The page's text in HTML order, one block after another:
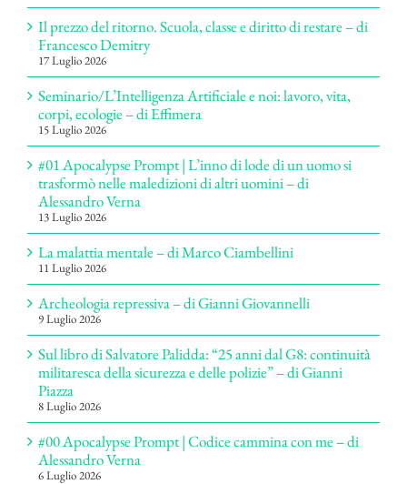
Il prezzo del ritorno. Scuola, classe e diritto di restare – di
Francesco Demitry
17 Luglio 2026
Seminario/L’Intelligenza Artificiale e noi: lavoro, vita,
corpi, ecologie – di Effimera
15 Luglio 2026
#01 Apocalypse Prompt | L’inno di lode di un uomo si
trasformò nelle maledizioni di altri uomini – di
Alessandro Verna
13 Luglio 2026
La malattia mentale – di Marco Ciambellini
11 Luglio 2026
Archeologia repressiva – di Gianni Giovannelli
9 Luglio 2026
Sul libro di Salvatore Palidda: “25 anni dal G8: continuità
militaresca della sicurezza e delle polizie” – di Gianni
Piazza
8 Luglio 2026
#00 Apocalypse Prompt | Codice cammina con me – di
Alessandro Verna
6 Luglio 2026